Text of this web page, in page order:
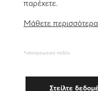
παρέχετε.
Μάθετε περισσότερα
*υποχρεωτικό πεδίο